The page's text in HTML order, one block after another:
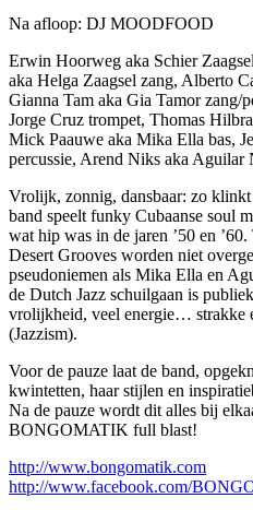
Na afloop: DJ MOODFOOD
Erwin Hoorweg aka Schier
aka Helga Zaagsel zang, Alberto
Gianna Tam aka Gia Tamor zang/
Jorge Cruz trompet, Thomas
Mick Paauwe aka Mika Ella bas,
percussie, Arend Niks aka Aguilar
Vrolijk, zonnig, dansbaar: zo
band speelt funky Cubaanse soul
wat hip was in de jaren ’50 en
Desert Grooves worden niet
pseudoniemen als Mika Ella en
de Dutch Jazz schuilgaan is
vrolijkheid, veel energie… strakke
(Jazzism).
Voor de pauze laat de band,
kwintetten, haar stijlen en
Na de pauze wordt dit alles bij
BONGOMATIK full blast!
http://www.bongomatik.com
http://www.facebook.com/